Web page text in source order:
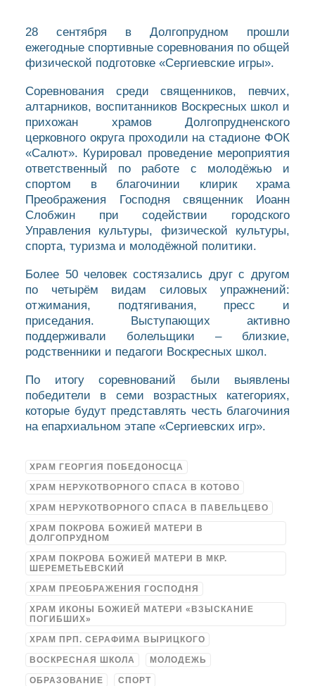
28 сентября в Долгопрудном прошли
ежегодные спортивные соревнования по общей
физической подготовке «Сергиевские игры».
Соревнования среди священников, певчих,
алтарников, воспитанников Воскресных школ и
прихожан храмов Долгопрудненского
церковного округа проходили на стадионе ФОК
«Салют». Курировал проведение мероприятия
ответственный по работе с молодёжью и
спортом в благочинии клирик храма
Преображения Господня священник Иоанн
Слобжин при содействии городского
Управления культуры, физической культуры,
спорта, туризма и молодёжной политики.
Более 50 человек состязались друг с другом
по четырём видам силовых упражнений:
отжимания, подтягивания, пресс и
приседания. Выступающих активно
поддерживали болельщики – близкие,
родственники и педагоги Воскресных школ.
По итогу соревнований были выявлены
победители в семи возрастных категориях,
которые будут представлять честь благочиния
на епархиальном этапе «Сергиевских игр».
ХРАМ ГЕОРГИЯ ПОБЕДОНОСЦА
ХРАМ НЕРУКОТВОРНОГО СПАСА В КОТОВО
ХРАМ НЕРУКОТВОРНОГО СПАСА В ПАВЕЛЬЦЕВО
ХРАМ ПОКРОВА БОЖИЕЙ МАТЕРИ В
ДОЛГОПРУДНОМ
ХРАМ ПОКРОВА БОЖИЕЙ МАТЕРИ В МКР.
ШЕРЕМЕТЬЕВСКИЙ
ХРАМ ПРЕОБРАЖЕНИЯ ГОСПОДНЯ
ХРАМ ИКОНЫ БОЖИЕЙ МАТЕРИ «ВЗЫСКАНИЕ
ПОГИБШИХ»
ХРАМ ПРП. СЕРАФИМА ВЫРИЦКОГО
ВОСКРЕСНАЯ ШКОЛА МОЛОДЕЖЬ
ОБРАЗОВАНИЕ СПОРТ